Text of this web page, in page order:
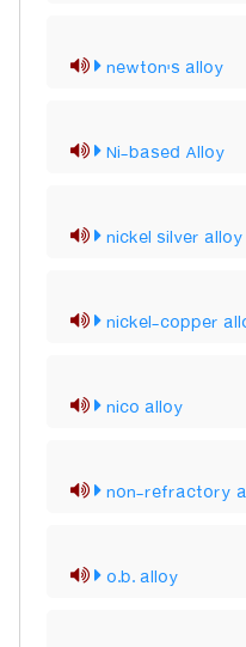
newton's alloy
Ni-based Alloy
nickel silver alloy
nickel-copper
nico alloy
non-refractory
o.b. alloy